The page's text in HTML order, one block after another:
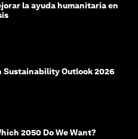
la ayuda humanitaria en
Sustainability Outlook 2026
2050 Do We Want?